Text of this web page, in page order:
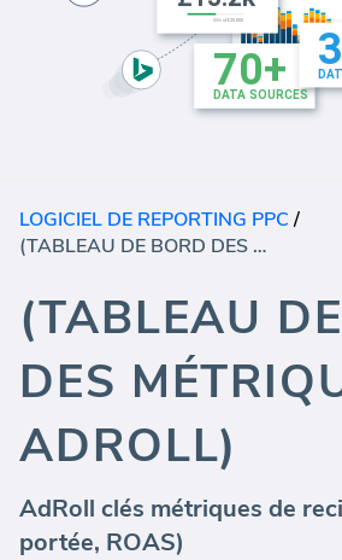
LOGICIEL DE REPORTING PPC/
(TABLEAU DE BORD DES MÉTRIQUES ADROLL)
(TABLEAU
DES
ADROLL)
AdRoll clés métriques de
portée, ROAS)